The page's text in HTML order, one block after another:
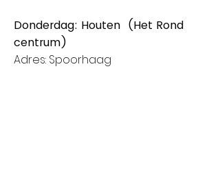
Donderdag: Houten (Het Rond
centrum)
Adres: Spoorhaag